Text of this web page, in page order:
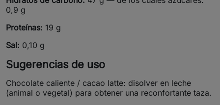
0,9 g
Proteínas: 19 g
Sal: 0,10 g
Sugerencias de uso
Chocolate caliente / cacao latte: disolver en leche
(animal o vegetal) para obtener una reconfortante taza.